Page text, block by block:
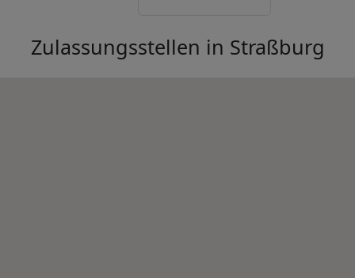
Zulassungsstellen in Straßburg